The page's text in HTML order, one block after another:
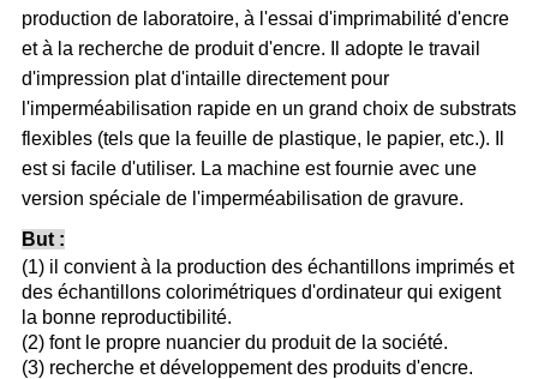
production de laboratoire, à l'essai d'imprimabilité d'encre
et à la recherche de produit d'encre. Il adopte le travail
d'impression plat d'intaille directement pour
l'imperméabilisation rapide en un grand choix de substrats
flexibles (tels que la feuille de plastique, le papier, etc.). Il
est si facile d'utiliser. La machine est fournie avec une
version spéciale de l'imperméabilisation de gravure.
But :
(1) il convient à la production des échantillons imprimés et
des échantillons colorimétriques d'ordinateur qui exigent
la bonne reproductibilité.
(2) font le propre nuancier du produit de la société.
(3) recherche et développement des produits d'encre.